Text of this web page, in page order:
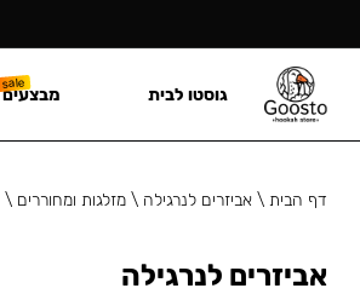
דף הבית\ אביזרים לנרגילה \ מזלגות ומחוררים \
אביזרים לנרגילה
גוסטו לבית מבצעים